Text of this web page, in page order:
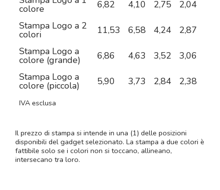
colore 6,82 4,10 2,75 2,04
Stampa Logo a 2
colori 11,53 6,58 4,24 2,87
Stampa Logo a
colore (grande) 6,86 4,63 3,52 3,06
Stampa Logo a
colore (piccola) 5,90 3,73 2,84 2,38
IVA esclusa
Il prezzo di stampa si intende in una (1) delle posizioni
disponibili del gadget selezionato. La stampa a due colori è
fattibile solo se i colori non si toccano, allineano,
intersecano tra loro.